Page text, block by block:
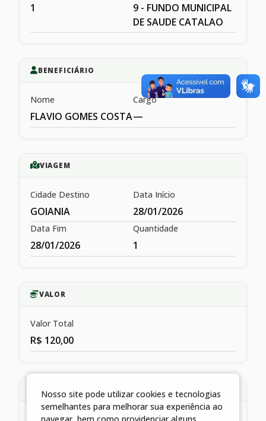
1
9 - FUNDO MUNICIPAL
DE SAUDE CATALAO
BENEFICIÁRIO
Nome
FLAVIO GOMES COSTA
Cargo
—
VIAGEM
Cidade Destino
GOIANIA
Data Início
28/01/2026
Data Fim
28/01/2026
Quantidade
1
VALOR
Valor Total
R$ 120,00
HISTÓRICO
Nosso site pode utilizar cookies e tecnologias
semelhantes para melhorar sua experiência ao